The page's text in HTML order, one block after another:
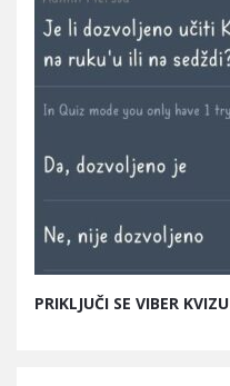
PRIKLJUČI SE VIBER KVIZU